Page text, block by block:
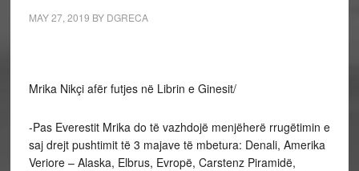
MAY 27, 2019 BY DGRECA
Mrika Nikçi afër futjes në Librin e Ginesit/
-Pas Everestit Mrika do të vazhdojë menjëherë rrugëtimin e
saj drejt pushtimit të 3 majave të mbetura: Denali, Amerika
Veriore – Alaska, Elbrus, Evropë, Carstenz Piramidë,